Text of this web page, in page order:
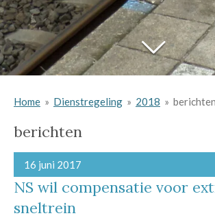
Home » Dienstregeling » 2018 » berichten
berichten
16 juni 2017
NS wil compensatie voor
sneltrein